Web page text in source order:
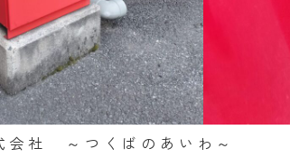
会社 ～つくばのあいわ～